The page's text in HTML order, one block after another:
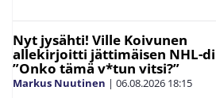
Nyt jysähti! Ville Koivunen
allekirjoitti jättimäisen NHL-
”Onko tämä v*tun vitsi?”
Markus Nuutinen | 06.08.2026 18:15